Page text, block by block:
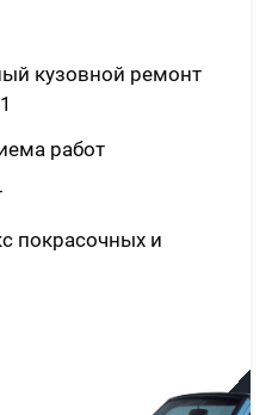
кузовной ремонт
работ
покрасочных и